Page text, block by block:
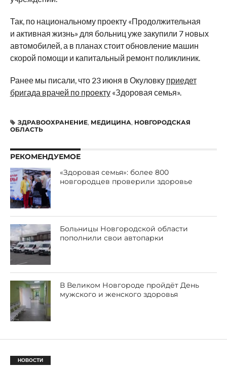
Так, по национальному проекту «Продолжительная
и активная жизнь» для больниц уже закупили 7 новых
автомобилей, а в планах стоит обновление машин
скорой помощи и капитальный ремонт поликлиник.
Ранее мы писали, что 23 июня в Окуловку приедет
бригада врачей по проекту«Здоровая семья».
ЗДРАВООХРАНЕНИЕ, МЕДИЦИНА, НОВГОРОДСКАЯ
ОБЛАСТЬ
РЕКОМЕНДУЕМОЕ
«Здоровая семья»: более 800
новгородцев проверили здоровье
Больницы Новгородской области
пополнили свои автопарки
В Великом Новгороде пройдёт День
мужского и женского здоровья
НОВОСТИ